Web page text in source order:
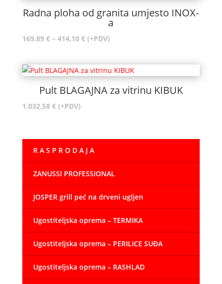
216,34 €
Radna ploha od granita umjesto INOX-
a
169,89 € – 414,10 €Raspon
169,89 €
414,10 €
(+PDV)
Pult BLAGAJNA za vitrinu KIBUK
1.032,58 € (+PDV)
R A S P R O D A J A
ZANUSSI PROFESSIONAL
JOSPER grill peć na drveni ugljen
Ugostiteljska oprema – TERMIKA
Ugostiteljska oprema – PERILICE SUĐA
Ugostiteljska oprema – RASHLAD